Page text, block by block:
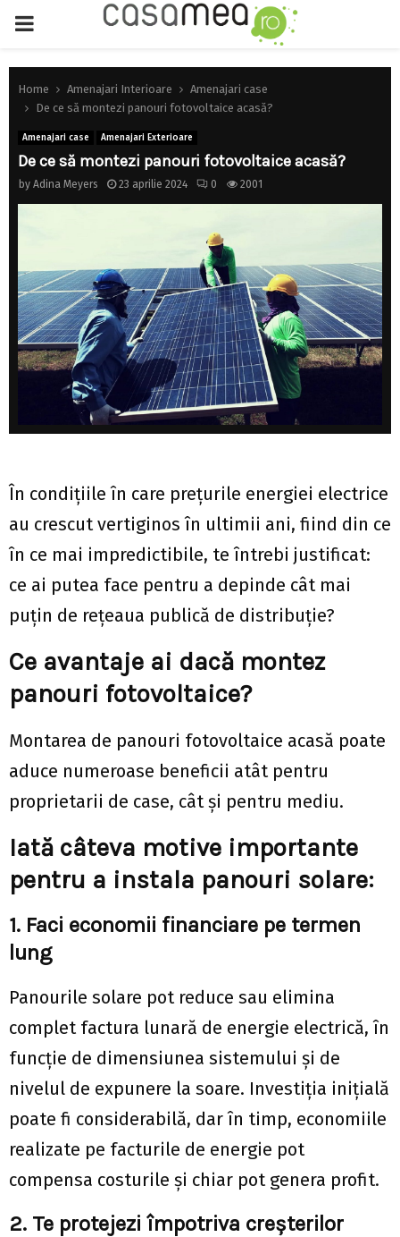
PRIMARY
MENU
Home Amenajari Interioare
Amenajari case
De ce să montezi panouri fotovoltaice acasă?
Amenajari case Amenajari Exterioare
De ce să montezi panouri fotovoltaice acasă?
by Adina Meyers 23 aprilie 2024 0 2001
În condițiile în care prețurile energiei electrice
au crescut vertiginos în ultimii ani, fiind din ce
în ce mai impredictibile, te întrebi justificat:
ce ai putea face pentru a depinde cât mai
puțin de rețeaua publică de distribuție?
Ce avantaje ai dacă montez
panouri fotovoltaice?
Montarea de panouri fotovoltaice acasă poate
aduce numeroase beneficii atât pentru
proprietarii de case, cât și pentru mediu.
Iată câteva motive importante
pentru a instala panouri solare:
1. Faci economii financiare pe termen
lung
Panourile solare pot reduce sau elimina
complet factura lunară de energie electrică, în
funcție de dimensiunea sistemului și de
nivelul de expunere la soare. Investiția inițială
poate fi considerabilă, dar în timp, economiile
realizate pe facturile de energie pot
compensa costurile și chiar pot genera profit.
2. Te protejezi împotriva creșterilor